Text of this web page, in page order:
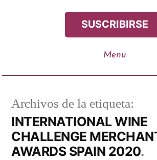
SUSCRIBIRSE
Archivos de la etiqueta:
INTERNATIONAL WINE
CHALLENGE
AWARDS SPAIN 2020